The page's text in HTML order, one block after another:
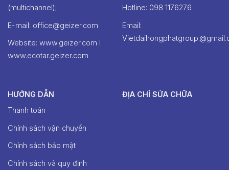
(multichannel);
E-mail: office@geizer.com
Website: www.geizer.com I
www.ecotar.geizer.com
Hotline: ‭098 1176276‬
Email:
HƯỚNG DẪN
Thanh toán
Chính sách vận chuyển
Chính sách bảo mật
Chính sách và quy định
ĐỊA CHỈ SỬA CHỮA